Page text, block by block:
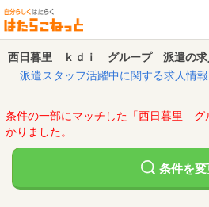
西日暮里 ｋｄｉ グループ 派遣の求
派遣スタッフ活躍中に関する求人情
条件の一部にマッチした「西日暮里 グ
かりました。
条件を変